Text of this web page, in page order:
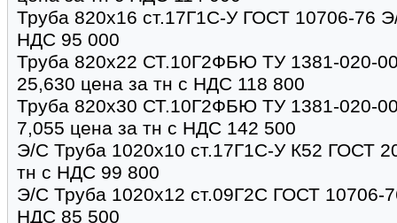
Труба 820х16 ст.17Г1С-У ГОСТ 10706-76
НДС 95 000
Труба 820х22 СТ.10Г2ФБЮ ТУ 1381-020-
25,630 цена за тн с НДС 118 800
Труба 820х30 СТ.10Г2ФБЮ ТУ 1381-020-
7,055 цена за тн с НДС 142 500
Э/С Труба 1020х10 ст.17Г1С-У К52 ГОСТ
тн с НДС 99 800
Э/С Труба 1020х12 ст.09Г2С ГОСТ 10706-
НДС 85 500